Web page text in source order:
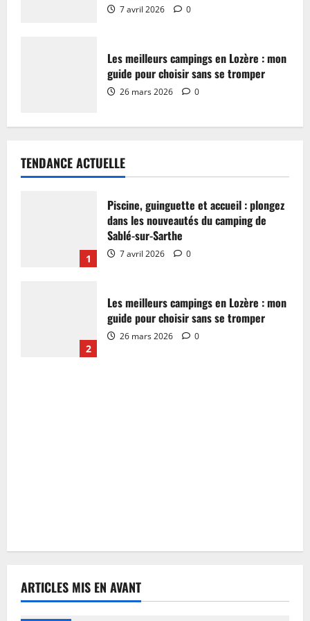
7 avril 2026 0
Les meilleurs campings en Lozère : mon
guide pour choisir sans se tromper
26 mars 2026 0
TENDANCE ACTUELLE
1
Piscine, guinguette et accueil : plongez
dans les nouveautés du camping de
Sablé-sur-Sarthe
7 avril 2026 0
2
Les meilleurs campings en Lozère : mon
guide pour choisir sans se tromper
26 mars 2026 0
ARTICLES MIS EN AVANT